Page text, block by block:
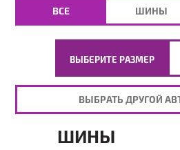
ВЫБЕРИТЕ РАЗМЕР
ВЫБРАТЬ ДРУГОЙ
ВСЕ ШИНЫ
ШИНЫ